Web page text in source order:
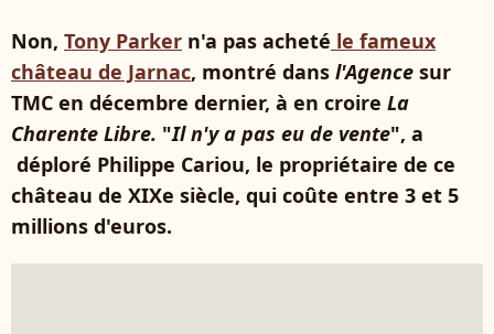
Non, Tony Parker n'a pas acheté le fameux
château de Jarnac, montré dans l'Agence sur
TMC en décembre dernier, à en croire La
Charente Libre. "Il n'y a pas eu de vente", a
déploré Philippe Cariou, le propriétaire de ce
château de XIXe siècle, qui coûte entre 3 et 5
millions d'euros.